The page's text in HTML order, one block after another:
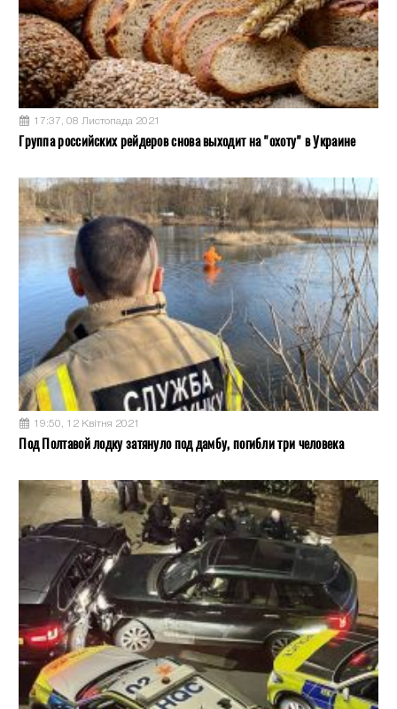
17:37, 08 Листопада 2021
Группа российских рейдеров снова выходит на "охоту" в Украине
19:50, 12 Квітня 2021
Под Полтавой лодку затянуло под дамбу, погибли три человека